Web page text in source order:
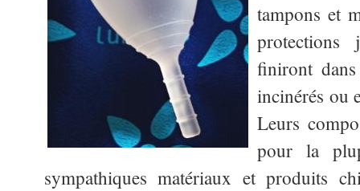
tampons et
finiront
incinérés ou
Leurs
pour la
sympathiques matériaux et produits